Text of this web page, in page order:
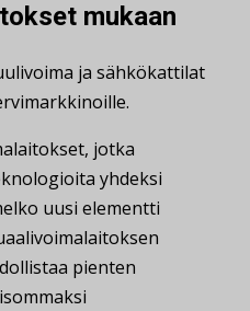
mukaan
ja sähkökattilat
jotka
yhdeksi
uusi elementti
pienten